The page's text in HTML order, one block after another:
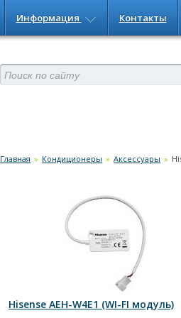
Информация Контакты
Главная » Кондиционеры » Аксессуары »
Hisense AEH-W4E1 (WI-FI модуль)